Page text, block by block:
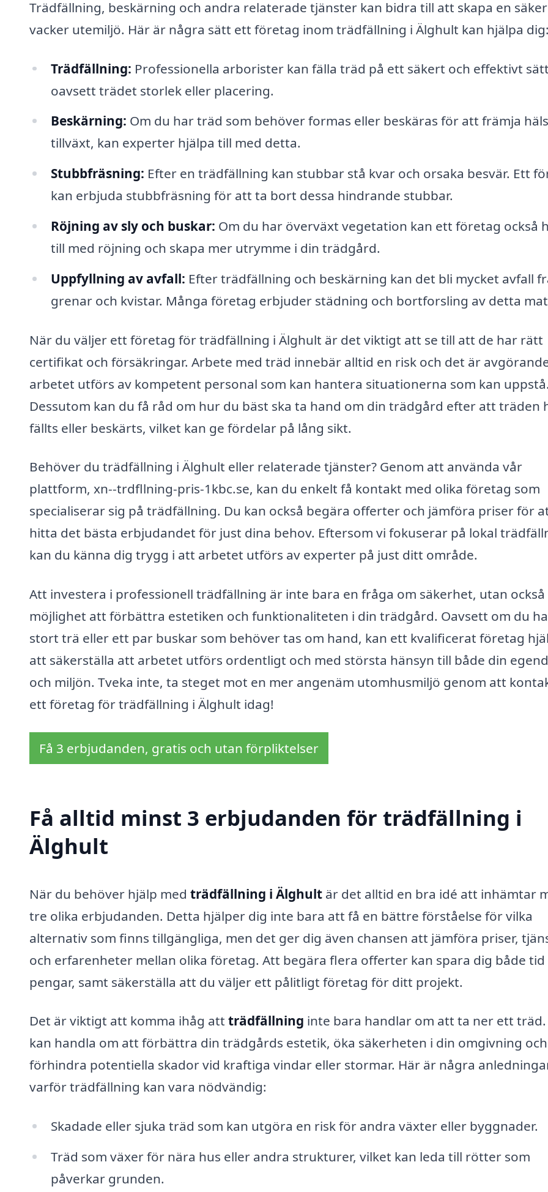
Trädfällning, beskärning och andra relaterade tjänster kan bidra till att skapa en
vacker utemiljö. Här är några sätt ett företag inom trädfällning i Älghult kan hjälpa dig:
Trädfällning: Professionella arborister kan fälla träd på ett säkert och effektivt
oavsett trädet storlek eller placering.
Beskärning: Om du har träd som behöver formas eller beskäras för att främja
tillväxt, kan experter hjälpa till med detta.
Stubbfräsning: Efter en trädfällning kan stubbar stå kvar och orsaka besvär. Ett
kan erbjuda stubbfräsning för att ta bort dessa hindrande stubbar.
Röjning av sly och buskar: Om du har överväxt vegetation kan ett företag också
till med röjning och skapa mer utrymme i din trädgård.
Uppfyllning av avfall: Efter trädfällning och beskärning kan det bli mycket avfall
grenar och kvistar. Många företag erbjuder städning och bortforsling av detta
När du väljer ett företag för trädfällning i Älghult är det viktigt att se till att de har rätt
certifikat och försäkringar. Arbete med träd innebär alltid en risk och det är
arbetet utförs av kompetent personal som kan hantera situationerna som kan uppstå.
Dessutom kan du få råd om hur du bäst ska ta hand om din trädgård efter att träden
fällts eller beskärts, vilket kan ge fördelar på lång sikt.
Behöver du trädfällning i Älghult eller relaterade tjänster? Genom att använda vår
plattform, xn--trdfllning-pris-1kbc.se, kan du enkelt få kontakt med olika företag som
specialiserar sig på trädfällning. Du kan också begära offerter och jämföra priser för
hitta det bästa erbjudandet för just dina behov. Eftersom vi fokuserar på lokal
kan du känna dig trygg i att arbetet utförs av experter på just ditt område.
Att investera i professionell trädfällning är inte bara en fråga om säkerhet, utan också
möjlighet att förbättra estetiken och funktionaliteten i din trädgård. Oavsett om du
stort trä eller ett par buskar som behöver tas om hand, kan ett kvalificerat företag
att säkerställa att arbetet utförs ordentligt och med största hänsyn till både din
och miljön. Tveka inte, ta steget mot en mer angenäm utomhusmiljö genom att
ett företag för trädfällning i Älghult idag!
Få 3 erbjudanden, gratis och utan förpliktelser
Få alltid minst 3 erbjudanden för trädfällning i
Älghult
När du behöver hjälp med trädfällning i Älghult är det alltid en bra idé att inhämtar
tre olika erbjudanden. Detta hjälper dig inte bara att få en bättre förståelse för vilka
alternativ som finns tillgängliga, men det ger dig även chansen att jämföra priser,
och erfarenheter mellan olika företag. Att begära flera offerter kan spara dig både tid
pengar, samt säkerställa att du väljer ett pålitligt företag för ditt projekt.
Det är viktigt att komma ihåg att trädfällning inte bara handlar om att ta ner ett
kan handla om att förbättra din trädgårds estetik, öka säkerheten i din omgivning
förhindra potentiella skador vid kraftiga vindar eller stormar. Här är några
varför trädfällning kan vara nödvändig:
Skadade eller sjuka träd som kan utgöra en risk för andra växter eller byggnader.
Träd som växer för nära hus eller andra strukturer, vilket kan leda till rötter som
påverkar grunden.